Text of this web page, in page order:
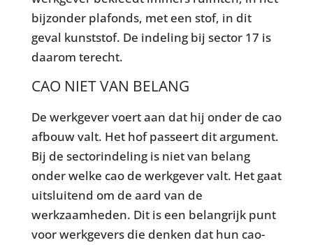
bijzonder plafonds, met een stof, in dit
geval kunststof. De indeling bij sector 17 is
daarom terecht.
CAO NIET VAN BELANG
De werkgever voert aan dat hij onder de cao
afbouw valt. Het hof passeert dit argument.
Bij de sectorindeling is niet van belang
onder welke cao de werkgever valt. Het gaat
uitsluitend om de aard van de
werkzaamheden. Dit is een belangrijk punt
voor werkgevers die denken dat hun cao-